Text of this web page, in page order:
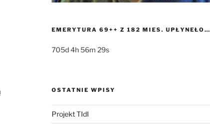
EMERYTURA 69++ Z 182 MIES. UPŁYNEŁO…
705d 4h 56m 30s
OSTATNIE WPISY
Projekt TIdI